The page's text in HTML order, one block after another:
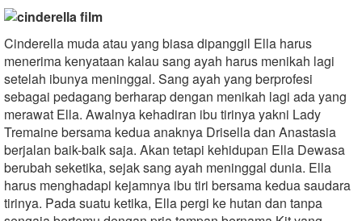
Cinderella muda atau yang biasa dipanggil Ella harus
menerima kenyataan kalau sang ayah harus menikah lagi
setelah ibunya meninggal. Sang ayah yang berprofesi
sebagai pedagang berharap dengan menikah lagi ada yang
merawat Ella. Awalnya kehadiran ibu tirinya yakni Lady
Tremaine bersama kedua anaknya Drisella dan Anastasia
berjalan baik-baik saja. Akan tetapi kehidupan Ella Dewasa
berubah seketika, sejak sang ayah meninggal dunia. Ella
harus menghadapi kejamnya ibu tiri bersama kedua saudara
tirinya. Pada suatu ketika, Ella pergi ke hutan dan tanpa